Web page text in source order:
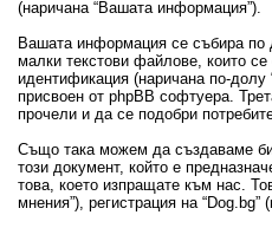
(наричана “Вашата информация”).
Вашата информация се събира по
малки текстови файлове, които
идентификация (наричана по-долу
присвоен от phpBB софтуера.
прочели и да се подобри
Също така можем да създаваме
този документ, който е
това, което изпращате към нас.
мнения”), регистрация на